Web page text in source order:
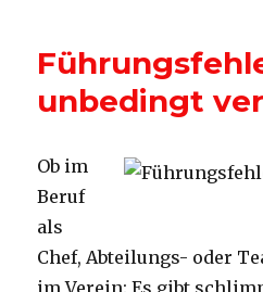
unbedingt
Ob im
Beruf
als
Chef, Abteilungs- oder